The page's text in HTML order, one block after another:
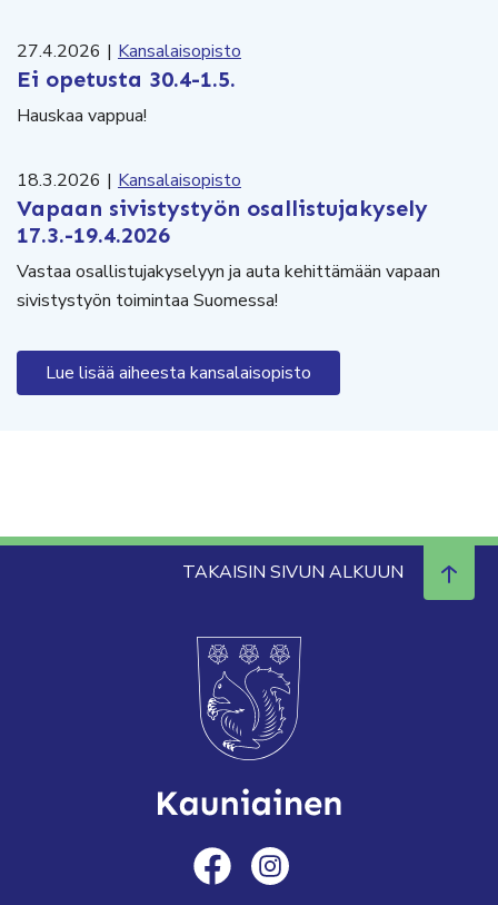
27.4.2026 | Kansalaisopisto
Ei opetusta 30.4-1.5.
Hauskaa vappua!
18.3.2026 | Kansalaisopisto
Vapaan sivistystyön osallistujakysely
17.3.-19.4.2026
Vastaa osallistujakyselyyn ja auta kehittämään vapaan
sivistystyön toimintaa Suomessa!
Lue lisää aiheesta kansalaisopisto
TAKAISIN SIVUN ALKUUN